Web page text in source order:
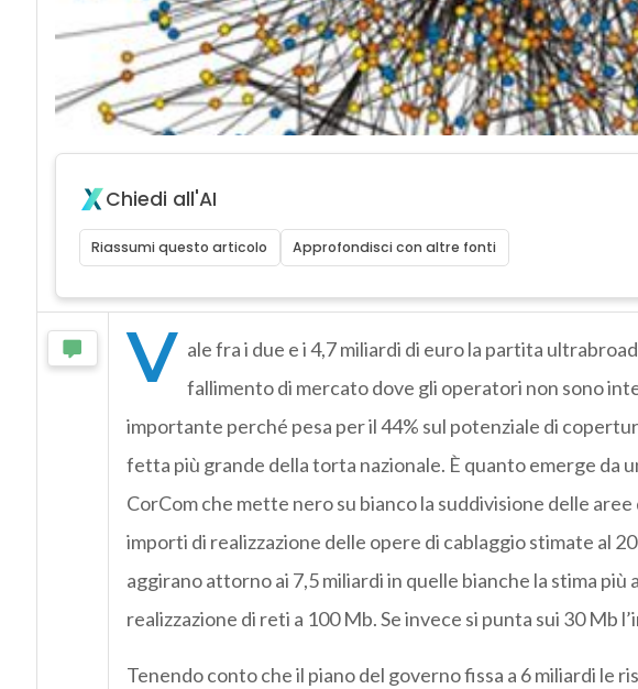
Chiedi all'AI
Riassumi questo articolo Approfondisci con altre fonti
V ale fra i due e i 4,7 miliardi di euro la partita
fallimento di mercato dove gli operatori non sono
importante perché pesa per il 44% sul potenziale di
fetta più grande della torta nazionale. È quanto emerge da
CorCom che mette nero su bianco la suddivisione delle
importi di realizzazione delle opere di cablaggio stimate al
aggirano attorno ai 7,5 miliardi in quelle bianche la stima più
realizzazione di reti a 100 Mb. Se invece si punta sui 30 Mb
Tenendo conto che il piano del governo fissa a 6 miliardi le